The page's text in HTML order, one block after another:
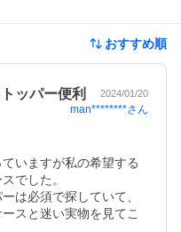
おすすめ順
ッパー便利 2024/01/20
man********さん
いますが私の希望する
でした。
は必須で探していて、
スと迷い実物を見てこ